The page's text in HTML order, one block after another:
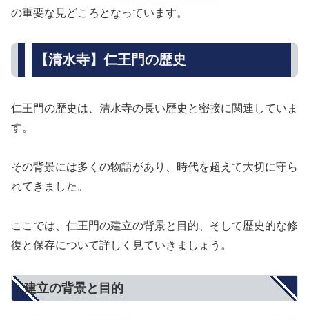
の重要な見どころとなっています。
【清水寺】仁王門の歴史
仁王門の歴史は、清水寺の長い歴史と密接に関連していま
す。
その背景には多くの物語があり、時代を超えて大切に守ら
れてきました。
ここでは、仁王門の建立の背景と目的、そして歴史的な修
復と保存について詳しく見ていきましょう。
建立の背景と目的